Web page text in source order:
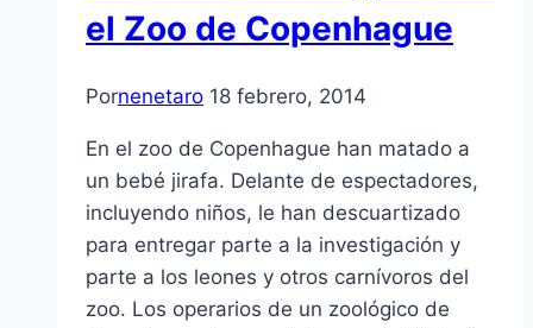
el Zoo de Copenhague
Pornenetaro 18 febrero, 2014
En el zoo de Copenhague han matado a
un bebé jirafa. Delante de espectadores,
incluyendo niños, le han descuartizado
para entregar parte a la investigación y
parte a los leones y otros carnívoros del
zoo. Los operarios de un zoológico de